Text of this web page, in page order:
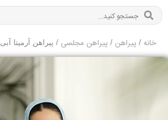
خانه / پیراهن / پیراهن مجلسی / پیراهن آرمیتا آبی